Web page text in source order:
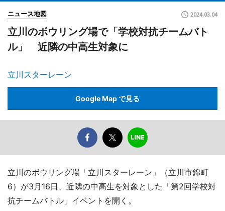
ニュース地図 2024.03.04
立川のボウリング場で「学校対抗チームバト
ル」 近隣の中高生対象に
立川スターレーン
Google Map で見る
立川のボウリング場「立川スターレーン」（立川市錦町
6）が3月16日、近隣の中高生を対象とした「第2回学校対
抗チームバトル」イベントを開く。